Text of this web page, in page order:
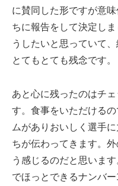
に賛同した形ですが意
ちに報告をして決定し
うしたいと思っていて
とてもとても残念です。
あと心に残ったのはチ
す。食事をいただける
ムがありおいしく選手
ちが伝わってきます。
う感じるのだと思いま
でほっとできるナンバー